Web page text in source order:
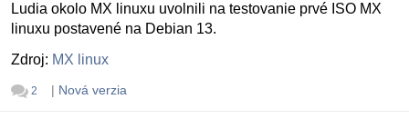
Ludia okolo MX linuxu uvolnili na testovanie prvé ISO MX
linuxu postavené na Debian 13.
Zdroj: MX linux
2 | Nová verzia